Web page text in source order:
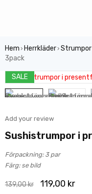
Hem › Herrkläder› Strumpor
3pack
SALE
Add your review
Sushistrumpor i
Förpackning: 3 par
Färg: se bild
139,00kr 119,00 kr